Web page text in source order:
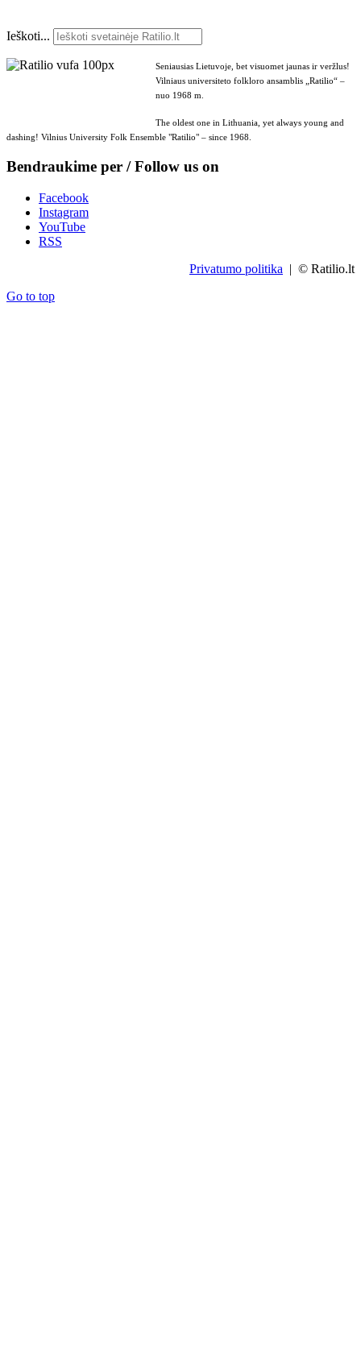
Ieškoti...
Seniausias Lietuvoje, bet visuomet jaunas ir veržlus!
Vilniaus universiteto folkloro ansamblis „Ratilio“ –
nuo 1968 m.
The oldest one in Lithuania, yet always young and
dashing! Vilnius University Folk Ensemble "Ratilio" – since 1968.
Bendraukime per / Follow us on
Facebook
Instagram
YouTube
RSS
Privatumo politika | © Ratilio.lt
Go to top